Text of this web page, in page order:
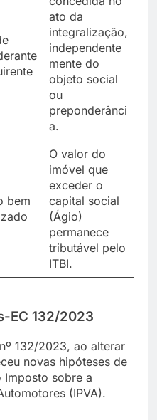
ato da
integralização,
independente
mente do
objeto social
ou
preponderânci
a.
bem
O valor do
imóvel que
exceder o
capital social
(Ágio)
permanece
tributável pelo
ITBI.
EC 132/2023
132/2023, ao alterar
novas hipóteses de
Imposto sobre a
(IPVA).